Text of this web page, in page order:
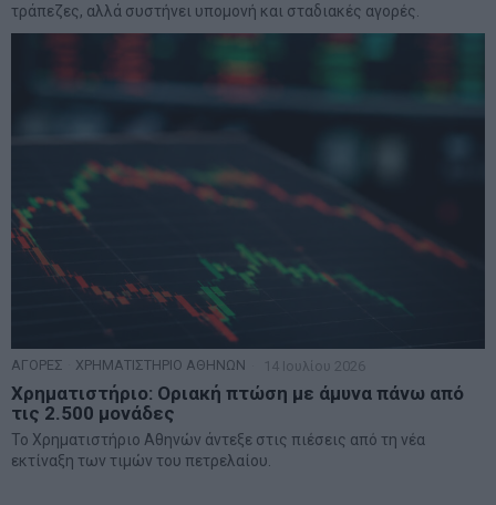
τράπεζες, αλλά συστήνει υπομονή και σταδιακές αγορές.
ΑΓΟΡΕΣ ΧΡΗΜΑΤΙΣΤΗΡΙΟ ΑΘΗΝΩΝ 14 Ιουλίου 2026
Χρηματιστήριο: Οριακή πτώση με άμυνα πάνω από
τις 2.500 μονάδες
Το Χρηματιστήριο Αθηνών άντεξε στις πιέσεις από τη νέα
εκτίναξη των τιμών του πετρελαίου.